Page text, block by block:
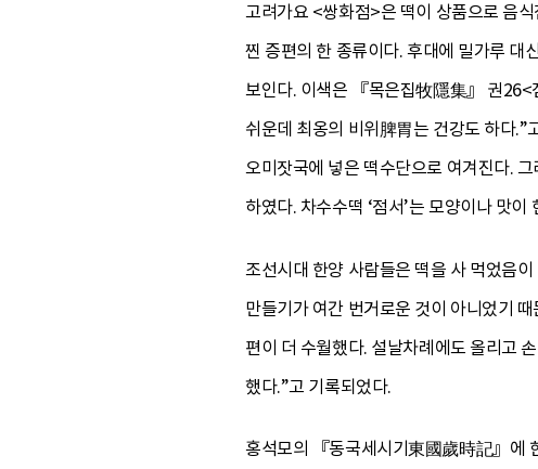
고려가요 <쌍화점>은 떡이 상품으로 음
찐 증편의 한 종류이다. 후대에 밀가루 대
보인다. 이색은 『목은집牧隱集』 권
쉬운데 최옹의 비위脾胃는 건강도 하다
오미잣국에 넣은 떡수단으로 여겨진다.
하였다. 차수수떡 ‘점서’는 모양이나 맛
조선시대 한양 사람들은 떡을 사 먹었음이
만들기가 여간 번거로운 것이 아니었기
편이 더 수월했다. 설날차례에도 올리고
했다.”고 기록되었다.
홍석모의 『동국세시기東國歲時記』에